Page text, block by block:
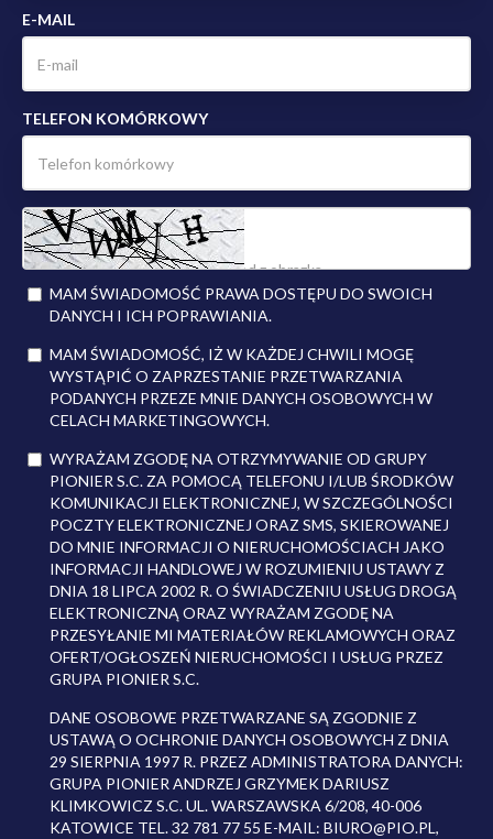
E-MAIL
TELEFON KOMÓRKOWY
MAM ŚWIADOMOŚĆ PRAWA DOSTĘPU DO SWOICH
DANYCH I ICH POPRAWIANIA.
MAM ŚWIADOMOŚĆ, IŻ W KAŻDEJ CHWILI MOGĘ
WYSTĄPIĆ O ZAPRZESTANIE PRZETWARZANIA
PODANYCH PRZEZE MNIE DANYCH OSOBOWYCH W
CELACH MARKETINGOWYCH.
WYRAŻAM ZGODĘ NA OTRZYMYWANIE OD GRUPY
PIONIER S.C. ZA POMOCĄ TELEFONU I/LUB ŚRODKÓW
KOMUNIKACJI ELEKTRONICZNEJ, W SZCZEGÓLNOŚCI
POCZTY ELEKTRONICZNEJ ORAZ SMS, SKIEROWANEJ
DO MNIE INFORMACJI O NIERUCHOMOŚCIACH JAKO
INFORMACJI HANDLOWEJ W ROZUMIENIU USTAWY Z
DNIA 18 LIPCA 2002 R. O ŚWIADCZENIU USŁUG DROGĄ
ELEKTRONICZNĄ ORAZ WYRAŻAM ZGODĘ NA
PRZESYŁANIE MI MATERIAŁÓW REKLAMOWYCH ORAZ
OFERT/OGŁOSZEŃ NIERUCHOMOŚCI I USŁUG PRZEZ
GRUPA PIONIER S.C.
DANE OSOBOWE PRZETWARZANE SĄ ZGODNIE Z
USTAWĄ O OCHRONIE DANYCH OSOBOWYCH Z DNIA
29 SIERPNIA 1997 R. PRZEZ ADMINISTRATORA DANYCH:
GRUPA PIONIER ANDRZEJ GRZYMEK DARIUSZ
KLIMKOWICZ S.C. UL. WARSZAWSKA 6/208, 40-006
KATOWICE TEL. 32 781 77 55 E-MAIL: BIURO@PIO.PL,